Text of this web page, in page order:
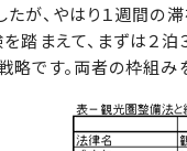
が、やはり１週間の
踏まえて、まずは２
略です。両者の枠組み